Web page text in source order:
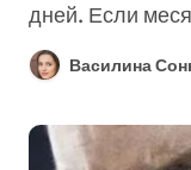
дней. Если
Василина